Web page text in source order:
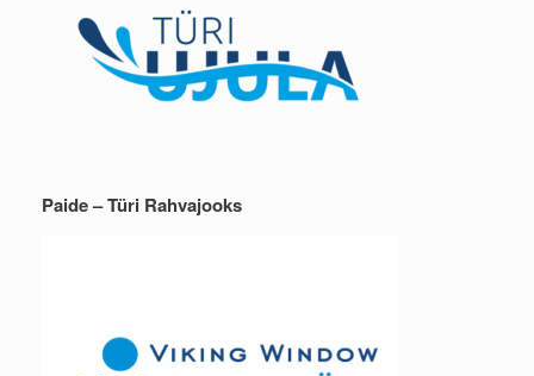
Paide – Türi Rahvajooks